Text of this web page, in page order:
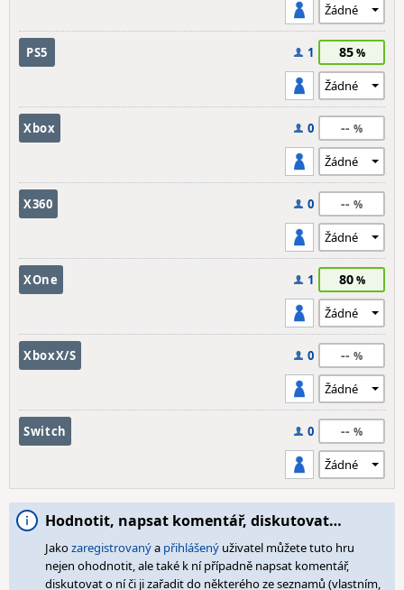
PS5 1 85
Xbox 0 --
X360 0 --
XOne 1 80
XboxX/S 0 --
Switch 0 --
Hodnotit, napsat komentář, diskutovat…
Jakozaregistrovanýa přihlášený uživatel můžete tuto hru
nejen ohodnotit, ale také k ní případně napsat komentář,
diskutovat o ní či ji zařadit do některého ze seznamů (vlastním,